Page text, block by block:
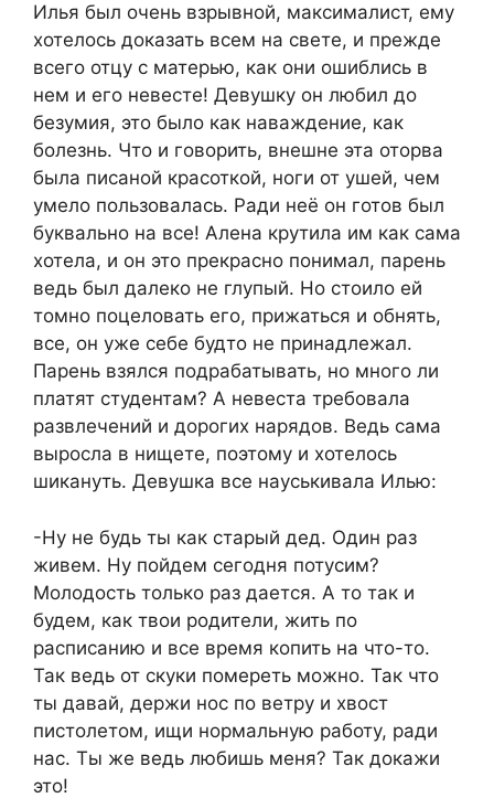
Илья был очень взрывной, максималист, ему
хотелось доказать всем на свете, и прежде
всего отцу с матерью, как они ошиблись в
нем и его невесте! Девушку он любил до
безумия, это было как наваждение, как
болезнь. Что и говорить, внешне эта оторва
была писаной красоткой, ноги от ушей, чем
умело пользовалась. Ради неё он готов был
буквально на все! Алена крутила им как сама
хотела, и он это прекрасно понимал, парень
ведь был далеко не глупый. Но стоило ей
томно поцеловать его, прижаться и обнять,
все, он уже себе будто не принадлежал.
Парень взялся подрабатывать, но много ли
платят студентам? А невеста требовала
развлечений и дорогих нарядов. Ведь сама
выросла в нищете, поэтому и хотелось
шикануть. Девушка все науськивала Илью:
-Ну не будь ты как старый дед. Один раз
живем. Ну пойдем сегодня потусим?
Молодость только раз дается. А то так и
будем, как твои родители, жить по
расписанию и все время копить на что-то.
Так ведь от скуки помереть можно. Так что
ты давай, держи нос по ветру и хвост
пистолетом, ищи нормальную работу, ради
нас. Ты же ведь любишь меня? Так докажи
это!